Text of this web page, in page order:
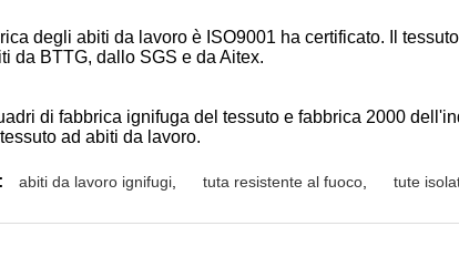
degli abiti da lavoro è ISO9001 ha certificato. Il
da BTTG, dallo SGS e da Aitex.
di fabbrica ignifuga del tessuto e fabbrica 2000
ad abiti da lavoro.
abiti da lavoro ignifugi tuta resistente al fuoco tute